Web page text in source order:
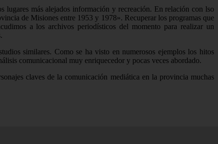
más alejados información y recreación. En relación con lso
de Misiones entre 1953 y 1978». Recuperar los programas que
a los archivos periodísticos del momento para realizar un
similares. Como se ha visto en numerosos ejemplos los hitos
comunicacional muy enriquecedor y pocas veces abordado.
claves de la comunicación mediática en la provincia muchas